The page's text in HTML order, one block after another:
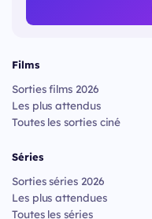
Films
Sorties films 2026
Les plus attendus
Toutes les sorties ciné
Séries
Sorties séries 2026
Les plus attendues
Toutes les séries